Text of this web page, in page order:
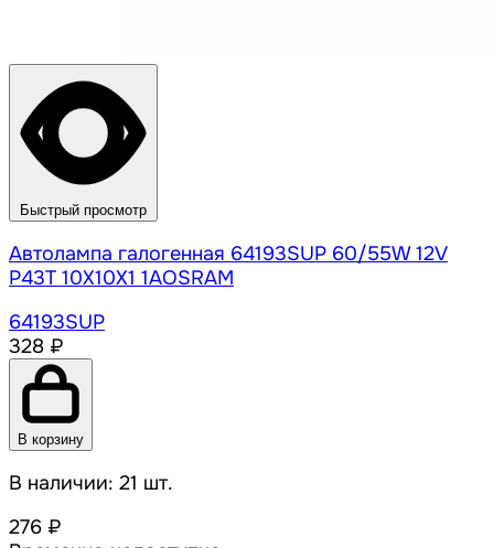
Быстрый просмотр
Автолампа галогенная 64193SUP 60/55W 12V
P43T 10X10X1 1AOSRAM
64193SUP
328 ₽
В корзину
В наличии: 21 шт.
276 ₽